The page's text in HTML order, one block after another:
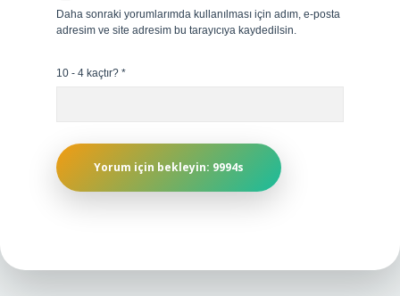
Daha sonraki yorumlarımda kullanılması için adım, e-posta
adresim ve site adresim bu tarayıcıya kaydedilsin.
10 - 4 kaçtır? *